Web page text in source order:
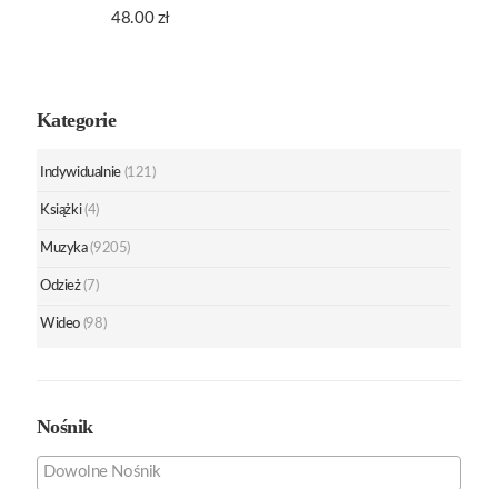
48.00 zł
Kategorie
Indywidualnie (121)
Książki (4)
Muzyka (9205)
Odzież (7)
Wideo (98)
Nośnik